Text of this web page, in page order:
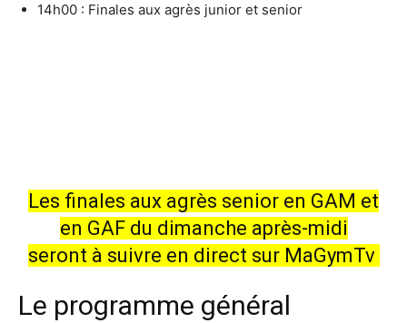
14h00 : Finales aux agrès junior et senior
Les finales aux agrès senior en GAM et
en GAF du dimanche après-midi
seront à suivre en direct sur MaGymTv
Le programme général